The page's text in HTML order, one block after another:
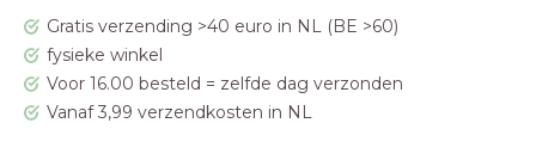
Gratis verzending >40 euro in NL (BE >60)
fysieke winkel
Voor 16.00 besteld = zelfde dag verzonden
Vanaf 3,99 verzendkosten in NL